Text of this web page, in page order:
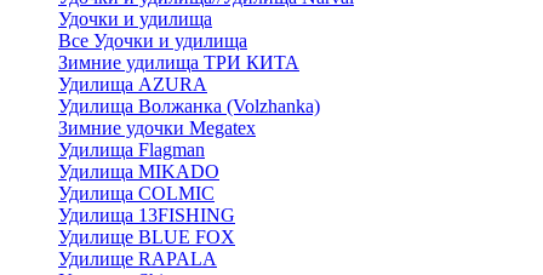
Удочки и удилища
Все Удочки и удилища
Зимние удилища ТРИ КИТА
Удилища AZURA
Удилища Волжанка (Volzhanka)
Зимние удочки Megatex
Удилища Flagman
Удилища MIKADO
Удилища COLMIC
Удилища 13FISHING
Удилище BLUE FOX
Удилище RAPALA